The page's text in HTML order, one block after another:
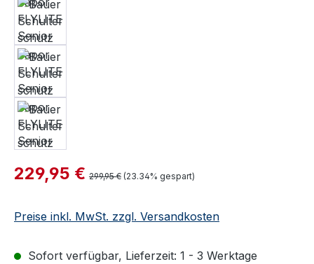
Verkaufspreis:
229,95 € Regulärer Preis:
299,95 € (23.34% gespart)
Preise inkl. MwSt. zzgl. Versandkosten
Sofort verfügbar, Lieferzeit: 1 - 3 Werktage